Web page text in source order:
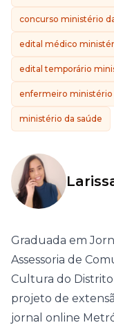
concurso ministério
edital médico
edital temporário
enfermeiro ministério
ministério da saúde
Graduada em
Assessoria de
Cultura do
projeto de
jornal online